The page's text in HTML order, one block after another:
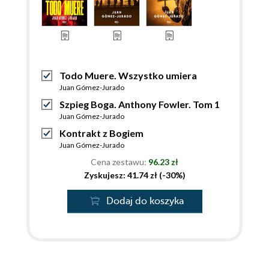
Todo Muere. Wszystko umiera
Juan Gómez-Jurado
Szpieg Boga. Anthony Fowler. Tom 1
Juan Gómez-Jurado
Kontrakt z Bogiem
Juan Gómez-Jurado
Cena zestawu: 96.23 zł
Zyskujesz: 41.74 zł (-30%)
Dodaj do koszyka